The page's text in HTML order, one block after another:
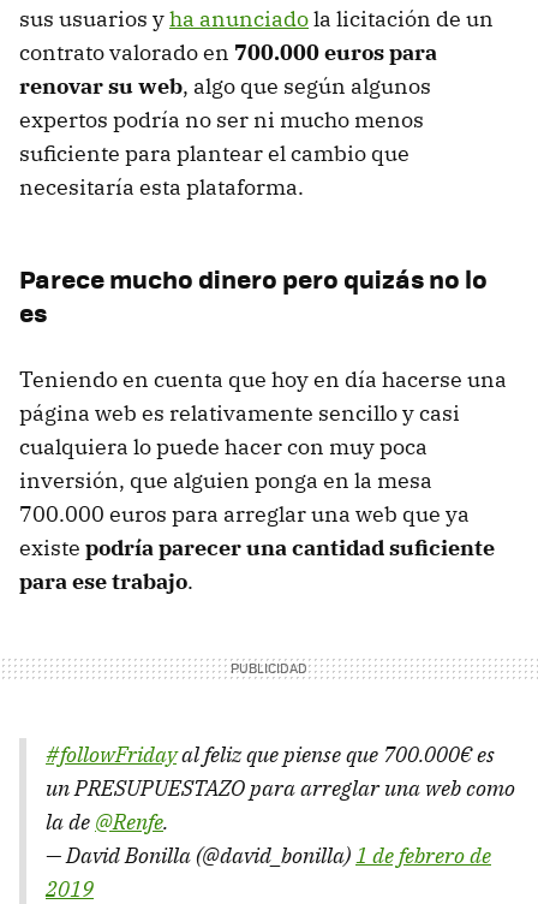
sus usuarios yha anunciadola licitación de un
contrato valorado en 700.000 euros para
renovar su web, algo que según algunos
expertos podría no ser ni mucho menos
suficiente para plantear el cambio que
necesitaría esta plataforma.
Parece mucho dinero pero quizás no lo
es
Teniendo en cuenta que hoy en día hacerse una
página web es relativamente sencillo y casi
cualquiera lo puede hacer con muy poca
inversión, que alguien ponga en la mesa
700.000 euros para arreglar una web que ya
existe podría parecer una cantidad suficiente
para ese trabajo.
#followFridayal feliz que piense que 700.000€ es
un PRESUPUESTAZO para arreglar una web como
la de @Renfe.
— David Bonilla (@david_bonilla)1 de febrero de
2019